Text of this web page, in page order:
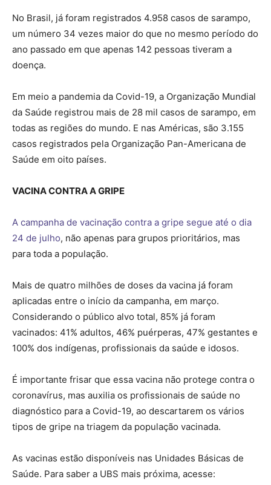
No Brasil, já foram registrados 4.958 casos de sarampo,
um número 34 vezes maior do que no mesmo período do
ano passado em que apenas 142 pessoas tiveram a
doença.
Em meio a pandemia da Covid-19, a Organização Mundial
da Saúde registrou mais de 28 mil casos de sarampo, em
todas as regiões do mundo. E nas Américas, são 3.155
casos registrados pela Organização Pan-Americana de
Saúde em oito países.
VACINA CONTRA A GRIPE
A campanha de vacinação contra a gripe segue até o dia
24 de julho, não apenas para grupos prioritários, mas
para toda a população.
Mais de quatro milhões de doses da vacina já foram
aplicadas entre o início da campanha, em março.
Considerando o público alvo total, 85% já foram
vacinados: 41% adultos, 46% puérperas, 47% gestantes e
100% dos indígenas, profissionais da saúde e idosos.
É importante frisar que essa vacina não protege contra o
coronavírus, mas auxilia os profissionais de saúde no
diagnóstico para a Covid-19, ao descartarem os vários
tipos de gripe na triagem da população vacinada.
As vacinas estão disponíveis nas Unidades Básicas de
Saúde. Para saber a UBS mais próxima, acesse: